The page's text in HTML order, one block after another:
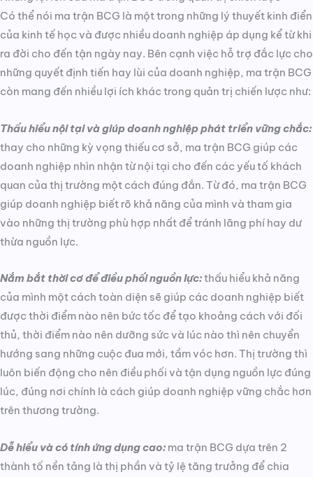
Có thể nói ma trận BCG là một trong những lý thuyết kinh điển
của kinh tế học và được nhiều doanh nghiệp áp dụng kể từ khi
ra đời cho đến tận ngày nay. Bên cạnh việc hỗ trợ đắc lực cho
những quyết định tiến hay lùi của doanh nghiệp, ma trận BCG
còn mang đến nhiều lợi ích khác trong quản trị chiến lược như:
Thấu hiểu nội tại và giúp doanh nghiệp phát triển vững chắc:
thay cho những kỳ vọng thiếu cơ sở, ma trận BCG giúp các
doanh nghiệp nhìn nhận từ nội tại cho đến các yếu tố khách
quan của thị trường một cách đúng đắn. Từ đó, ma trận BCG
giúp doanh nghiệp biết rõ khả năng của mình và tham gia
vào những thị trường phù hợp nhất để tránh lãng phí hay dư
thừa nguồn lực.
Nắm bắt thời cơ để điều phối nguồn lực:thấu hiểu khả năng
của mình một cách toàn diện sẽ giúp các doanh nghiệp biết
được thời điểm nào nên bức tốc để tạo khoảng cách với đối
thủ, thời điểm nào nên dưỡng sức và lúc nào thì nên chuyển
hướng sang những cuộc đua mới, tầm vóc hơn. Thị trường thì
luôn biến động cho nên điều phối và tận dụng nguồn lực đúng
lúc, đúng nơi chính là cách giúp doanh nghiệp vững chắc hơn
trên thương trường.
Dễ hiểu và có tính ứng dụng cao: ma trận BCG dựa trên 2
thành tố nền tảng là thị phần và tỷ lệ tăng trưởng để chia